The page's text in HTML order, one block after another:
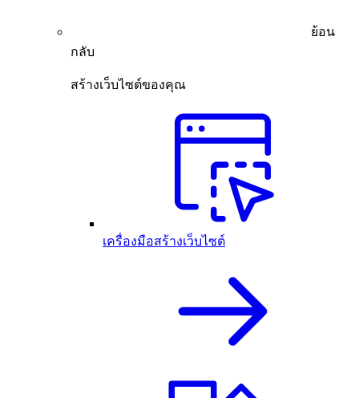
ย้อน
กลับ
สร้างเว็บไซต์ของคุณ
เครื่องมือสร้างเว็บไซต์